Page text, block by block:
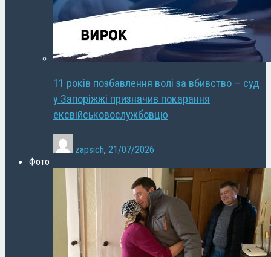
11 років позбавлення волі за вбивство – суд
у Запоріжжі призначив покарання
ексвійськовослужбовцю
zapsich, 21/07/2026
Фото